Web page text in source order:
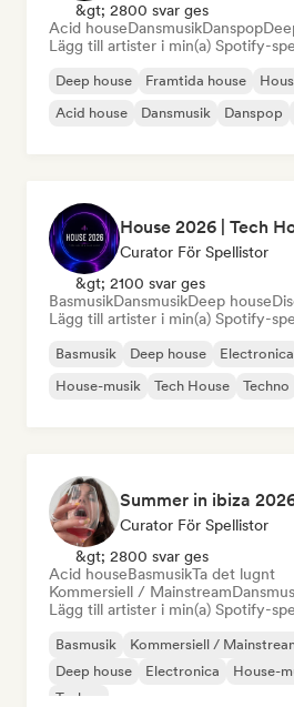
&gt; 2800 svar ges
Acid houseDansmusikDanspop
Lägg till artister i min(a) Spotify-
Deep house Framtida house
Acid house
Dansmusik Danspop
Curator För Spellistor
&gt; 2100 svar ges
BasmusikDansmusikDeep house
Lägg till artister i min(a) Spotify-
Basmusik Deep house Electronica
House-musik
Tech House Techno
Summer in ibiza
Curator För Spellistor
&gt; 2800 svar ges
Acid houseBasmusikTa det lugnt
Kommersiell / Mainstream
Lägg till artister i min(a) Spotify-
Basmusik Kommersiell /
Deep house
Electronica House-
Techno